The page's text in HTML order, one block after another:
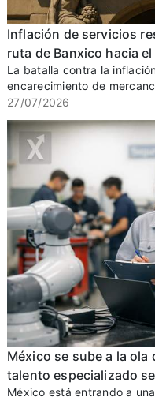
Inflación de servicios
ruta de Banxico hacia el
La batalla contra la
encarecimiento de
27/07/2026
México se sube a la ola
talento especializado
México está entrando a